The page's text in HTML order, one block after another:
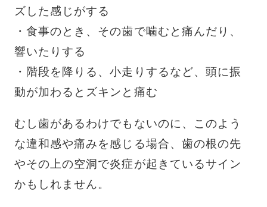
ズした感じがする
・食事のとき、その歯で噛むと痛んだり、
響いたりする
・階段を降りる、小走りするなど、頭に振
動が加わるとズキンと痛む
むし歯があるわけでもないのに、このよう
な違和感や痛みを感じる場合、歯の根の先
やその上の空洞で炎症が起きているサイン
かもしれません。